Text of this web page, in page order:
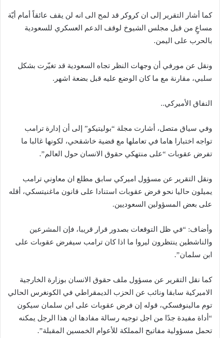
كما أشار التقرير إلى ان كروكر قد لمح الى انه لن يقف عائقاً أمام أيّة
مساعٍ من قبل مجلس الشيوخ لوقف الدعم العسكري للسعودية
بالحرب على اليمن.
ونقل عن مورفي أن وجهات النظر تجاه السعودية قد تغيّرت بشكل
سلبي، مقارنة مع ما كان الوضع عليه قبل بضعة اشهر.
النفاق الأميركي..
وفي سياق متصل، أشارت مجلة “بوليتيكو” إلى أن إدارة ترامب
تواجه اختبارا هاما في تعاملها مع قضية خاشقحي، لكونها غالبا ما
تفرض عقوبات “على منتهكي حقوق الانسان حول العالم”.
ونقل التقرير عن مسؤول اميركي سابق مطلع ان معاوني ترامب
يميلون حاليا نحو فرض عقوبات استنادا على قانون ماغنيتسكي، أقله
على بعض المسؤولين السعوديين.
وأضاف: “في ظل التوقعات بصدور قرار قريبا، فإن المشرعين
والناشطين ينتظرون ليروا ما اذا كان ترامب سيفرض عقوبات على
ابن سلمان”.
كما نقل التقرير عن مسؤول ملف حقوق الانسان بوزارة الخارجية
الاميركية سابقا ونائب عن الحزب الديمقراطي في الكونغرس الحالي
توم مالينوفسكي، قوله إن فرض عقوبات على ابن سلمان سيكون
“أداة مفيدة جدًا من اجل توجيه رسالة مفادها ان هذا الرجل يمكنه
تحمل مسؤولية مفاتيح المملكة للأعوام الخمسين المقبلة”.